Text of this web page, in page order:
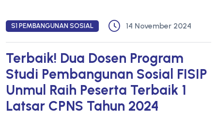
S1 PEMBANGUNAN SOSIAL 14 November 2024
Terbaik! Dua Dosen Program
Studi Pembangunan Sosial FISIP
Unmul Raih Peserta Terbaik 1
Latsar CPNS Tahun 2024